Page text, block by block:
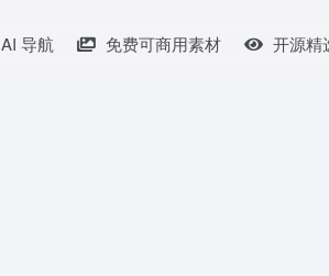
AI 导航 免费可商用素材 开源精